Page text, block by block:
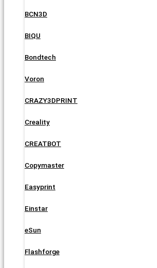
BCN3D
BIQU
Bondtech
Voron
CRAZY3DPRINT
Creality
CREATBOT
Copymaster
Easyprint
Einstar
eSun
Flashforge